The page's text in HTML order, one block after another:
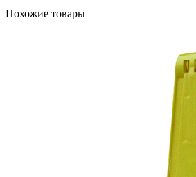
Похожие товары